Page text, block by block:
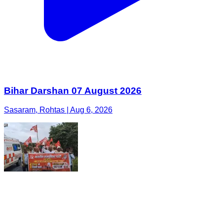
Bihar Darshan 07 August 2026
Sasaram, Rohtas | Aug 6, 2026